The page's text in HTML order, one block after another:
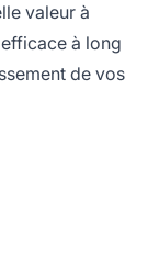
valeur à
à long
de vos